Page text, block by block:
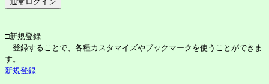
□新規登録
登録することで、各種カスタマイズやブックマークを使うことができま
す。
新規登録